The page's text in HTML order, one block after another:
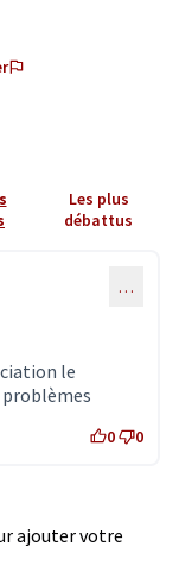
Les plus
débattus
…
le
problèmes
0 0
ajouter votre